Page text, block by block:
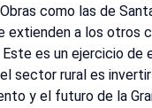
como las de
extienden a los otros
es un ejercicio de
sector rural es
y el futuro de la